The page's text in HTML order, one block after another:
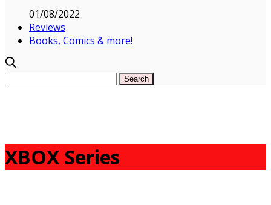
01/08/2022
Reviews
Books, Comics & more!
XBOX Series